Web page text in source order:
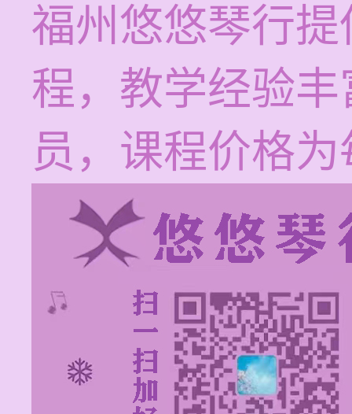
福州悠悠琴行
程，教学经验
员，课程价格